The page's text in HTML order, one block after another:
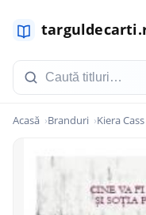
Acasă Branduri Kiera Cass